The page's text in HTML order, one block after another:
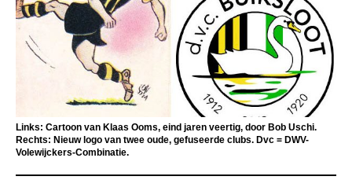
Links: Cartoon van Klaas Ooms, eind jaren veertig, door Bob Uschi.
Rechts: Nieuw logo van twee oude, gefuseerde clubs. Dvc = DWV-
Volewijckers-Combinatie.